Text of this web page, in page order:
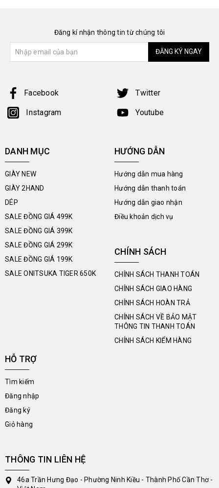
Đăng kí nhận thông tin từ chúng tôi
ĐĂNG KÝ NGAY
Facebook Twitter
Instagram Youtube
DANH MỤC
GIÀY NEW
GIÀY 2HAND
DÉP
SALE ĐỒNG GIÁ 499K
SALE ĐỒNG GIÁ 399K
SALE ĐỒNG GIÁ 299K
SALE ĐỒNG GIÁ 199K
SALE ONITSUKA TIGER 650K
HƯỚNG DẪN
Hướng dẫn mua hàng
Hướng dẫn thanh toán
Hướng dẫn giao nhận
Điều khoản dịch vụ
CHÍNH SÁCH
CHÍNH SÁCH THANH TOÁN
CHÍNH SÁCH GIAO HÀNG
CHÍNH SÁCH HOÀN TRẢ
CHÍNH SÁCH VỀ BẢO MẬT
THÔNG TIN THANH TOÁN
CHÍNH SÁCH KIỂM HÀNG
HỖ TRỢ
Tìm kiếm
Đăng nhập
Đăng ký
Giỏ hàng
THÔNG TIN LIÊN HỆ
46a Trần Hưng Đạo - Phường Ninh Kiều - Thành Phố Cần Thơ -